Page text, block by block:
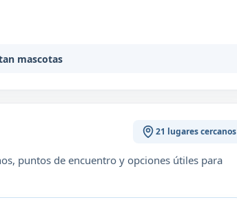
mascotas
21 lugares cercanos
puntos de encuentro y opciones útiles para